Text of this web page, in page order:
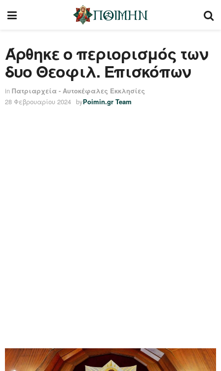
Άρθηκε ο περιορισμός των
δυο Θεοφιλ. Eπισκόπων
in Πατριαρχεία - Αυτοκέφαλες Εκκλησίες
28 Φεβρουαρίου 2024 byPoimin.gr Team